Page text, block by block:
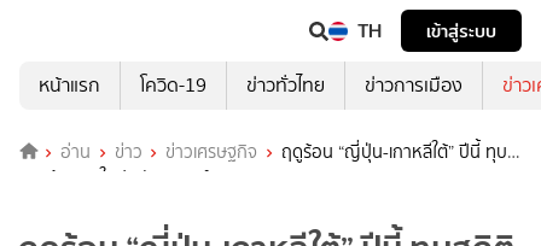
TH
เข้าสู่ระบบ
หน้าแรก
โควิด-19 ข่าวทั่วไทย ข่าวการเมือง ข่าว
อ่าน ข่าว ข่าวเศรษฐกิจ
ฤดูร้อน “ญี่ปุ่น-เกาหลีใต้” ปีนี้ ทุบ
สถิติร้อนสุดในประวัติศาสตร์